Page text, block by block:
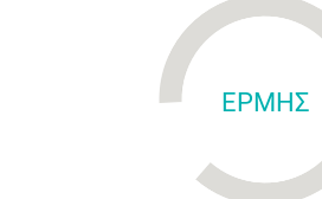
ΕΡΜΗΣ